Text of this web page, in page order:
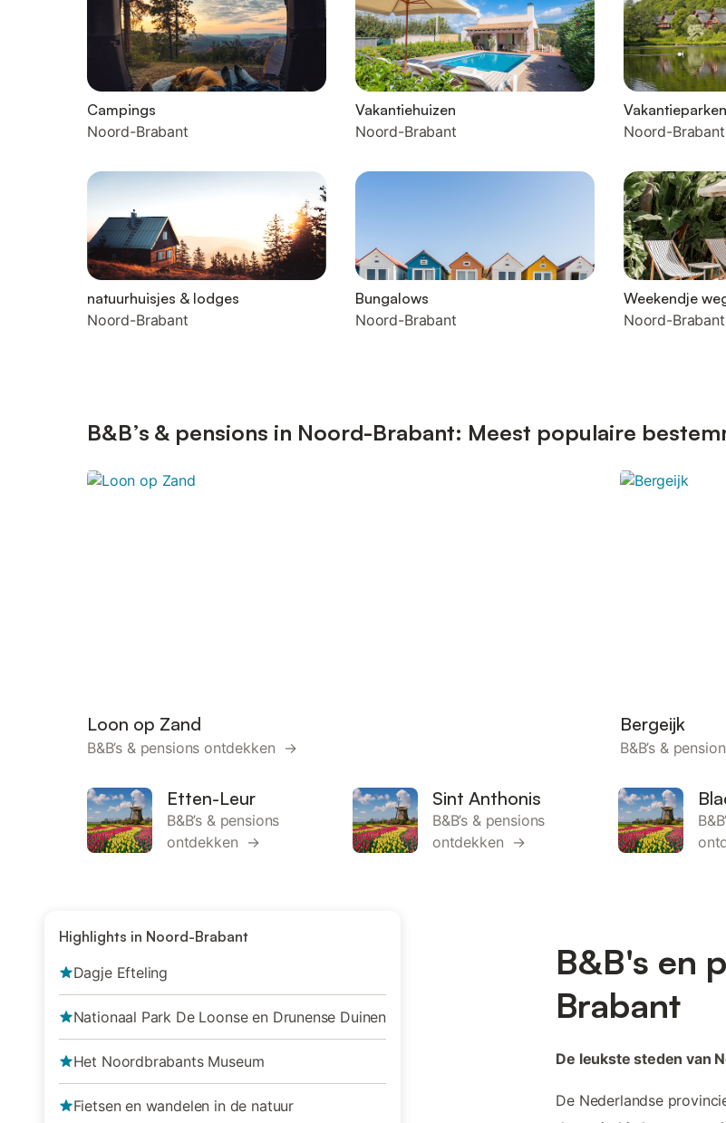
Campings
Noord-Brabant
Vakantiehuizen
Noord-Brabant
Vakantieparken
Noord-Brabant
natuurhuisjes & lodges
Noord-Brabant
Bungalows
Noord-Brabant
Weekendje
Noord-Brabant
B&B’s & pensions in Noord-Brabant: Meest populaire
Loon op Zand
B&B’s & pensions ontdekken →
Bergeijk
B&B’s &
Etten-Leur
B&B’s & pensions
ontdekken →
Sint Anthonis
B&B’s & pensions
ontdekken →
Highlights in Noord-Brabant
Dagje Efteling
Nationaal Park De Loonse en Drunense Duinen
Het Noordbrabants Museum
Fietsen en wandelen in de natuur
B&B's en
Brabant
De leukste steden van
De Nederlandse